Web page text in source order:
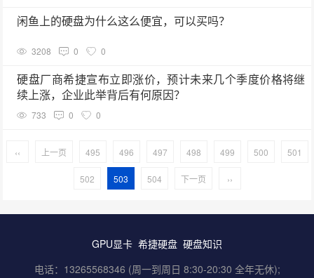
闲鱼上的硬盘为什么这么便宜，可以买吗？
3208 0 0
硬盘厂商希捷宣布立即涨价，预计未来几个季度价格将继
续上涨，企业此举背后有何原因？
733 0 0
‹‹ 上一页 495 496 497 498 499 500 501
502 503 504 下一页 ››
GPU显卡 希捷硬盘 硬盘知识
电话：13265568346 (周一到周日 8:30-20:30 全年无休);